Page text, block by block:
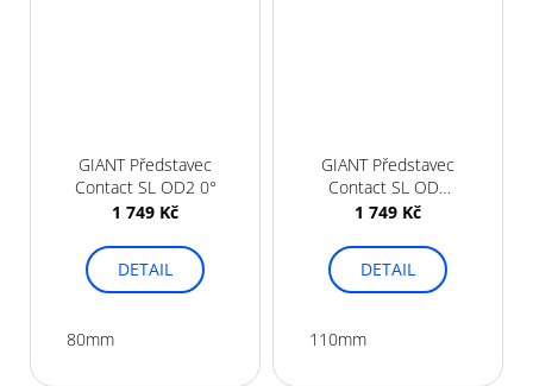
GIANT Představec
Contact SL OD2 0°
1 749 Kč
DETAIL
80mm
GIANT Představec
Contact SL OD2
10°
1 749 Kč
DETAIL
110mm